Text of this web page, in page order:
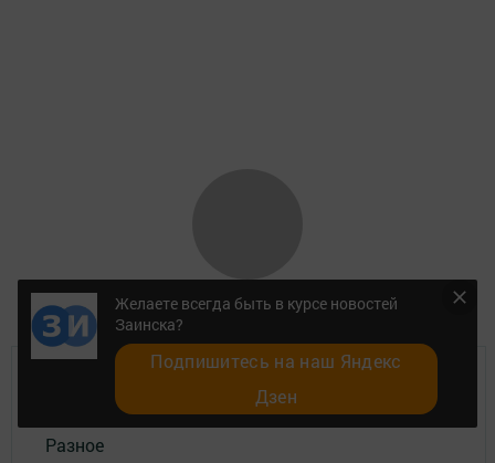
Разное
Желаете всегда быть в курсе новостей
Заинска?
Подпишитесь на наш Яндекс
Дзен